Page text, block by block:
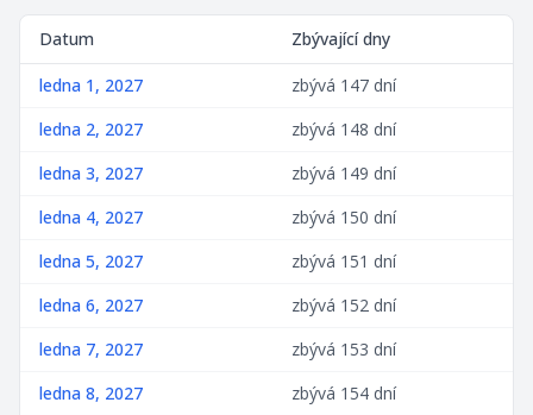
Datum Zbývající dny
ledna 1, 2027
zbývá 147 dní
ledna 2, 2027
zbývá 148 dní
ledna 3, 2027
zbývá 149 dní
ledna 4, 2027
zbývá 150 dní
ledna 5, 2027
zbývá 151 dní
ledna 6, 2027
zbývá 152 dní
ledna 7, 2027
zbývá 153 dní
ledna 8, 2027
zbývá 154 dní